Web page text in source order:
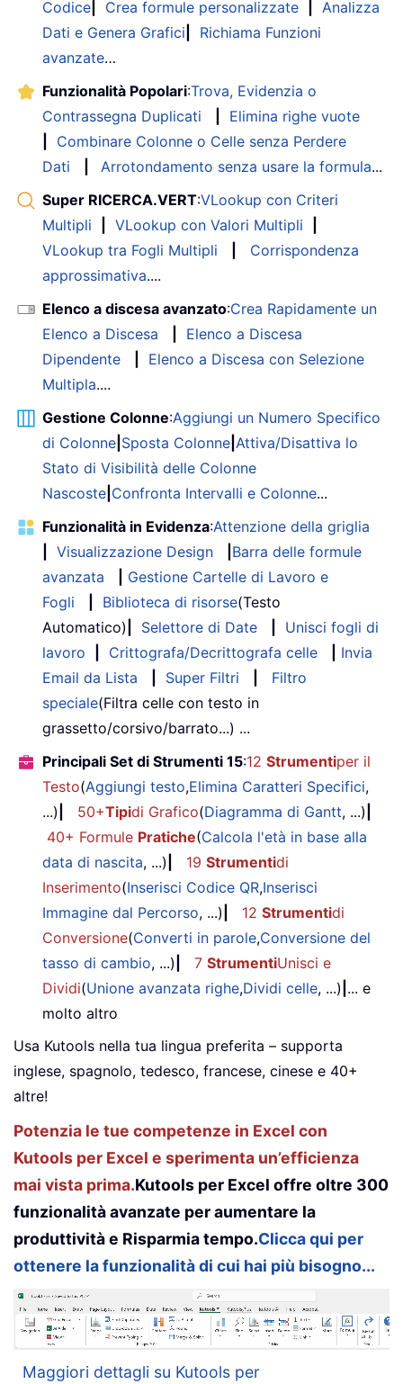
Codice Crea formule personalizzate
Analizza
Dati e Genera Grafici
Richiama Funzioni
avanzate…
Funzionalità Popolari:Trova, Evidenzia o
Contrassegna Duplicati
Elimina righe vuote
Combinare Colonne o Celle senza Perdere
Dati
Arrotondamento senza usare la formula...
Super RICERCA.VERT:VLookup con Criteri
Multipli
VLookup con Valori Multipli
VLookup tra Fogli Multipli
Corrispondenza
approssimativa....
Elenco a discesa avanzato:Crea Rapidamente un
Elenco a Discesa
Elenco a Discesa
Dipendente
Elenco a Discesa con Selezione
Multipla....
Gestione Colonne:Aggiungi un Numero Specifico
di Colonne Sposta Colonne Attiva/Disattiva lo
Stato di Visibilità delle Colonne
Nascoste Confronta Intervalli e Colonne...
Funzionalità in Evidenza:Attenzione della griglia
Visualizzazione Design
Barra delle formule
avanzata
Gestione Cartelle di Lavoro e
Fogli
Biblioteca di risorse(Testo
Automatico)
Selettore di Date
Unisci fogli di
lavoro
Crittografa/Decrittografa celle
Invia
Email da Lista
Super Filtri
Filtro
speciale(Filtra celle con testo in
grassetto/corsivo/barrato...) ...
Principali Set di Strumenti 15:12 Strumentiper il
Testo(Aggiungi testo,Elimina Caratteri Specifici,
...)
50+Tipidi Grafico(Diagramma di Gantt, ...)
40+ Formule Pratiche(Calcola l'età in base alla
data di nascita, ...) 19 Strumentidi
Inserimento(Inserisci Codice QR,Inserisci
Immagine dal Percorso, ...) 12 Strumentidi
Conversione(Converti in parole,Conversione del
tasso di cambio, ...) 7 StrumentiUnisci e
Dividi(Unione avanzata righe,Dividi celle, ...) ... e
molto altro
Usa Kutools nella tua lingua preferita – supporta
inglese, spagnolo, tedesco, francese, cinese e 40+
altre!
Potenzia le tue competenze in Excel con
Kutools per Excel e sperimenta un’efficienza
mai vista prima.Kutools per Excel offre oltre 300
funzionalità avanzate per aumentare la
produttività e Risparmia tempo.Clicca qui per
ottenere la funzionalità di cui hai più bisogno...
Maggiori dettagli su Kutools per